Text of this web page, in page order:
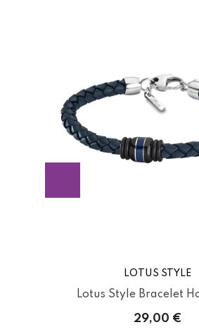
LOTUS STYLE
Lotus Style Bracelet
29,00 €